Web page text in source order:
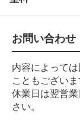
お問い合わせ
内容によって
こともございま
休業日は翌営
さい。